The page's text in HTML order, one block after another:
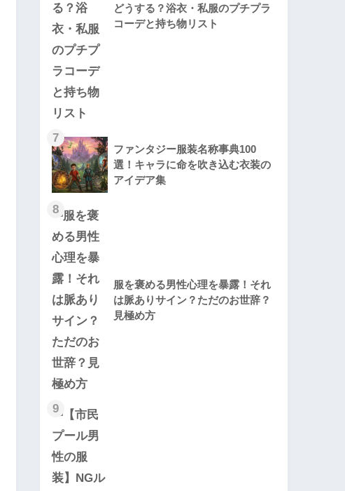
どうする？浴衣・私服のプチプラ
コーデと持ち物リスト
7
ファンタジー服装名称事典100
選！キャラに命を吹き込む衣装の
アイデア集
8
服を褒める男性心理を暴露！それ
は脈ありサイン？ただのお世辞？
見極め方
9